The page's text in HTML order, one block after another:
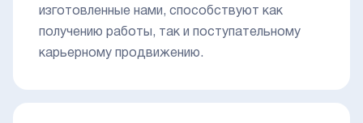
изготовленные нами, способствуют как
получению работы, так и поступательному
карьерному продвижению.